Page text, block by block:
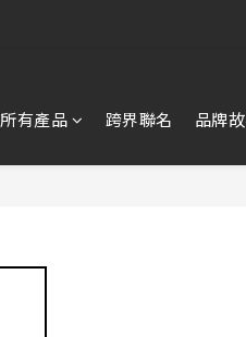
所有產品 跨界聯名 品牌